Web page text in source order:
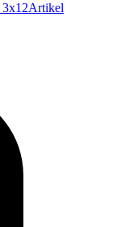
Artikel